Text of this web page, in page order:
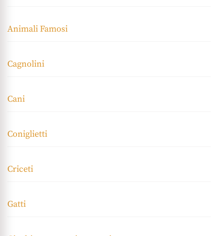
Animali Famosi
Cagnolini
Cani
Coniglietti
Criceti
Gatti